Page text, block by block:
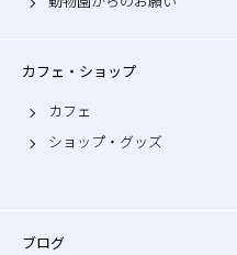
カフェ・ショップ
カフェ
ショップ・グッズ
ブログ